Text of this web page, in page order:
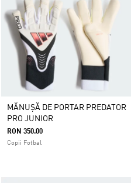
MĂNUȘĂ DE PORTAR PREDATOR
PRO JUNIOR
RON 350.00
Copii Fotbal